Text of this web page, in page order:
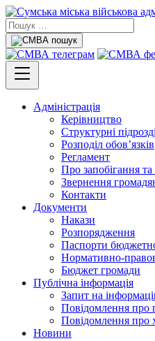
Адміністрація
Керівництво
Структурні
Розподіл обов’язків
Регламент
Про запобігання
Звернення
Контакти
Документи
Накази
Розпорядження
Паспорти
Нормативно-
Бюджет громади
Публічна інформація
Запит на
Повідомлення про
Повідомлення про
Новини